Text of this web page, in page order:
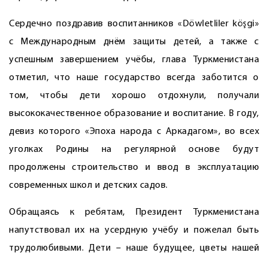
Сердечно поздравив воспитанников «Döwletliler köşgi»
с Международным днём защиты детей, а также с
успешным завершением учёбы, глава Туркменистана
отметил, что наше государство всегда заботится о
том, чтобы дети хорошо отдохнули, получали
высококачественное образование и воспитание. В году,
девиз которого «Эпоха народа с Аркадагом», во всех
уголках Родины на регулярной основе будут
продолжены строительство и ввод в эксплуатацию
современных школ и детских садов.
Обращаясь к ребятам, Президент Туркменистана
напутствовал их на усердную учёбу и пожелал быть
трудолюбивыми. Дети – наше будущее, цветы нашей